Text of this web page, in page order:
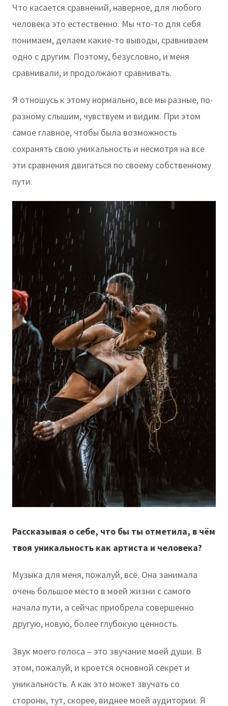
Что касается сравнений, наверное, для любого
человека это естественно. Мы что-то для себя
понимаем, делаем какие-то выводы, сравниваем
одно с другим. Поэтому, безусловно, и меня
сравнивали, и продолжают сравнивать.
Я отношусь к этому нормально, все мы разные, по-
разному слышим, чувствуем и видим. При этом
самое главное, чтобы была возможность
сохранять свою уникальность и несмотря на все
эти сравнения двигаться по своему собственному
пути.
Рассказывая о себе, что бы ты отметила, в чём
твоя уникальность как артиста и человека?
Музыка для меня, пожалуй, всё. Она занимала
очень большое место в моей жизни с самого
начала пути, а сейчас приобрела совершенно
другую, новую, более глубокую ценность.
Звук моего голоса – это звучание моей души. В
этом, пожалуй, и кроется основной секрет и
уникальность. А как это может звучать со
стороны, тут, скорее, виднее моей аудитории. Я